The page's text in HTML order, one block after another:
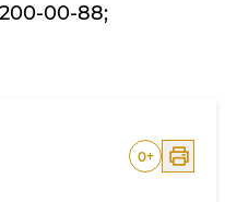
00-88;
0+